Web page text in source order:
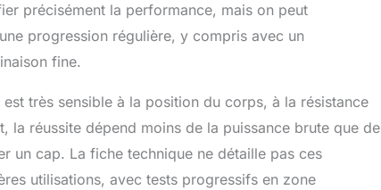
précisément la performance, mais on peut
progression régulière, y compris avec un
fine.
très sensible à la position du corps, à la résistance
la réussite dépend moins de la puissance brute que de
un cap. La fiche technique ne détaille pas ces
utilisations, avec tests progressifs en zone